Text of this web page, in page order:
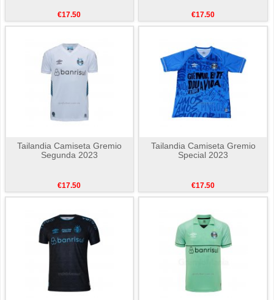
€17.50 €17.50
Tailandia Camiseta Gremio
Segunda 2023
€17.50
Tailandia Camiseta Gremio
Special 2023
€17.50